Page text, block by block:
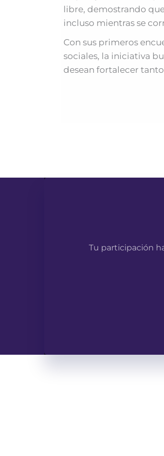
libre, demostrando
incluso mientras se
Con sus primeros
sociales, la iniciativa
desean fortalecer
Tu participación